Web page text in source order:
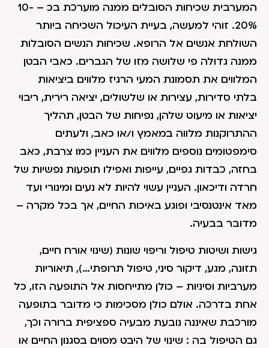
המערבית שכיחות הסובלים ממנה מוערכת בכ – 10-
20%. זוהי למעשה, בעיית העיכול השכיחה ביותר
השולחת אנשים אל הרופא. שכיחות הנשים הסובלות
ממנה גדולה פי שלושה מזו של הגברים. כאבי הבטן
המלווים את תסמונת המעי הרגיז מלווים ביציאות
בלתי סדירות, עצירות או שלשולים, יציאה רירית, ריבוי
יציאות או מיעוט שלהן, נפיחות של הבטן, תהליך
ההתרוקנות מלווה במאמץ ו/או כאב, ולעתים
סימפטומים נוספים מלווים את העניין כמו צרבת, כאב
בחזה, כבדות גפיים, עייפות ואפילו תופעות נפשיות של
חרדה ודיכאון. העניין עשוי להיות לא נעים ומינורי ועד
מאד אינטנסיבי ופוגע באיכות החיים, אך בכל מקרה –
מדובר בבעיה.
גישות ושיטות טיפול וריפוי שונות (שינוי אורח חיים,
תזונה, מגע, דיקור סיני, טיפול תרופתי…), תיאוריות
מערביות וסיניות – כולן מתייחסות אל התופעה הזו, כל
אחת בדרכה. אולם כולן מסכימות כי מדובר בתופעה
מורכבת שאיננה נובעת מבעיה ספציפית ברורה וכך,
גם הטיפול בה : שינוי של היבט מסוים בסגנון החיים או